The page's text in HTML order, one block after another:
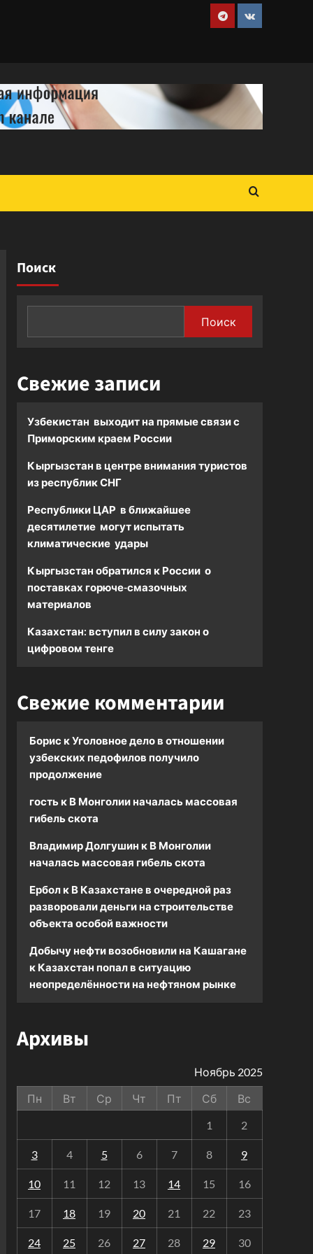
Telegram
VK
Поиск
Поиск
Свежие записи
Узбекистан выходит на прямые связи с
Приморским краем России
Кыргызстан в центре внимания туристов
из республик СНГ
Республики ЦАР в ближайшее
десятилетие могут испытать
климатические удары
Кыргызстан обратился к России о
поставках горюче-смазочных
материалов
Казахстан: вступил в силу закон о
цифровом тенге
Свежие комментарии
БорискУголовное дело в отношении
узбекских педофилов получило
продолжение
гостьк В Монголии началась массовая
гибель скота
Владимир Долгушин к В Монголии
началась массовая гибель скота
Ерболк В Казахстане в очередной раз
разворовали деньги на строительстве
объекта особой важности
Добычу нефти возобновили на Кашагане
к Казахстан попал в ситуацию
неопределённости на нефтяном рынке
Архивы
Ноябрь 2025
Пн
Вт Ср Чт Пт Сб
Вс
1
2
3 4 5 6 7 8 9
10 11 12 13 14 15 16
17 18 19 20 21 22 23
24 25 26 27 28 29 30